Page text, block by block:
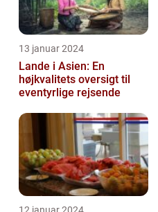
13 januar 2024
Lande i Asien: En
højkvalitets oversigt til
eventyrlige rejsende